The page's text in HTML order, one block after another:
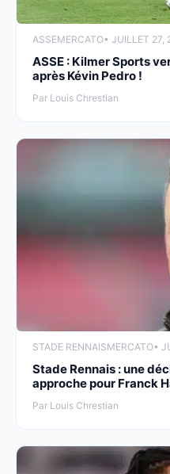
ASSEMERCATO• JUILLET 27,
ASSE : Kilmer Sports
après Kévin Pedro !
Par Louis Chrestian
STADE RENNAISMERCATO•
Stade Rennais : une
approche pour Franck
Par Louis Chrestian